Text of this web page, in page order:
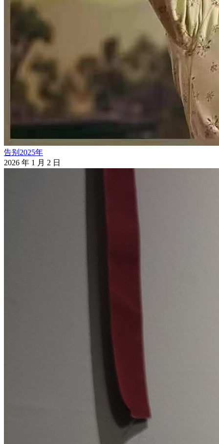
告别2025年
2026 年 1 月 2 日